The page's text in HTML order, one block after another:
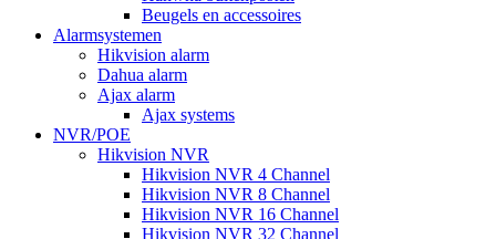
Beugels en accessoires
Alarmsystemen
Hikvision alarm
Dahua alarm
Ajax alarm
Ajax systems
NVR/POE
Hikvision NVR
Hikvision NVR 4 Channel
Hikvision NVR 8 Channel
Hikvision NVR 16 Channel
Hikvision NVR 32 Channel